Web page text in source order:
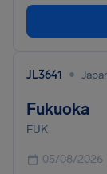
JL3641 •
Fukuoka
FUK
05/08/2026